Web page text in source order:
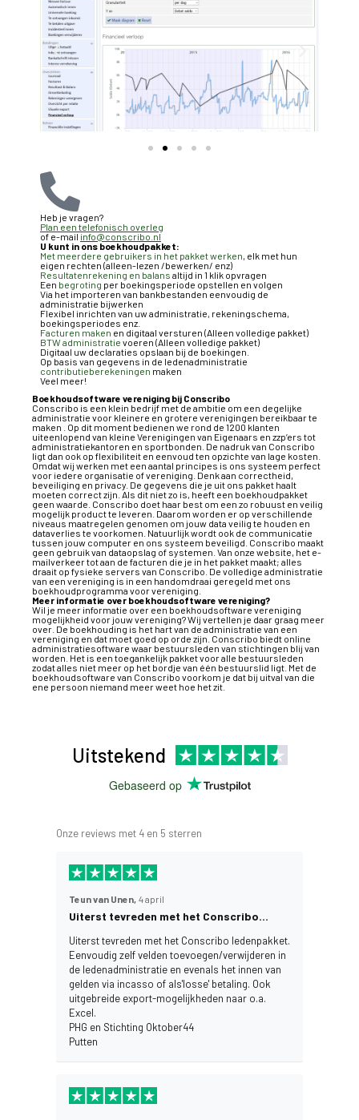
Heb je vragen?
Plan een telefonisch overleg
of e-mailinfo@conscribo.nl
U kunt in ons boekhoudpakket:
Met meerdere gebruikers in het pakket werken , elk met hun
eigen rechten (alleen-lezen /bewerken/ enz)
Resultatenrekening en balans altijd in 1 klik opvragen
Een begroting per boekingsperiode opstellen en volgen
Via het importeren van bankbestanden eenvoudig de
administratie bijwerken
Flexibel inrichten van uw administratie, rekeningschema,
boekingsperiodes enz.
Facturen maken en digitaal versturen (Alleen volledige pakket)
BTW administratie voeren (Alleen volledige pakket)
Digitaal uw declaraties opslaan bij de boekingen.
Op basis van gegevens in de ledenadministratie
contributieberekeningen maken
Veel meer!
Boekhoudsoftware vereniging bij Conscribo
Conscribo is een klein bedrijf met de ambitie om een degelijke
administratie voor kleinere en grotere verenigingen bereikbaar te
maken . Op dit moment bedienen we rond de 1200 klanten
uiteenlopend van kleine Verenigingen van Eigenaars en zzp’ers tot
administratiekantoren en sportbonden. De nadruk van Conscribo
ligt dan ook op flexibiliteit en eenvoud ten opzichte van lage kosten.
Omdat wij werken met een aantal principes is ons systeem perfect
voor iedere organisatie of vereniging. Denk aan correctheid,
beveiliging en privacy. De gegevens die je uit ons pakket haalt
moeten correct zijn. Als dit niet zo is, heeft een boekhoudpakket
geen waarde. Conscribo doet haar best om een zo robuust en veilig
mogelijk product te leveren. Daarom worden er op verschillende
niveaus maatregelen genomen om jouw data veilig te houden en
dataverlies te voorkomen. Natuurlijk wordt ook de communicatie
tussen jouw computer en ons systeem beveiligd. Conscribo maakt
geen gebruik van dataopslag of systemen. Van onze website, het e-
mailverkeer tot aan de facturen die je in het pakket maakt; alles
draait op fysieke servers van Conscribo. De volledige administratie
van een vereniging is in een handomdraai geregeld met ons
boekhoudprogramma voor vereniging.
Meer informatie over boekhoudsoftware vereniging?
Wil je meer informatie over een boekhoudsoftware vereniging
mogelijkheid voor jouw vereniging? Wij vertellen je daar graag meer
over. De boekhouding is het hart van de administratie van een
vereniging en dat moet goed op orde zijn. Conscribo biedt online
administratiesoftware waar bestuursleden van stichtingen blij van
worden. Het is een toegankelijk pakket voor alle bestuursleden
zodat alles niet meer op het bordje van één bestuurslid ligt. Met de
boekhoudsoftware van Conscribo voorkom je dat bij uitval van die
ene persoon niemand meer weet hoe het zit.
Uitstekend
Gebaseerd op
Onze reviews met 4 en 5 sterren
Teun van Unen, 4 april
Uiterst tevreden met het Conscribo…
Uiterst tevreden met het Conscribo ledenpakket.
Eenvoudig zelf velden toevoegen/verwijderen in
de ledenadministratie en evenals het innen van
gelden via incasso of als'losse' betaling. Ook
uitgebreide export-mogelijkheden naar o.a.
Excel.
PHG en Stichting Oktober44
Putten